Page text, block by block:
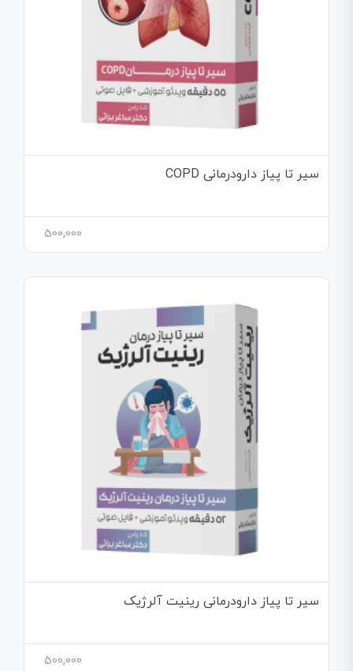
سیر تا پیاز دارودرمانی COPD
500,000
سیر تا پیاز دارودرمانی رینیت آلرژیک
500,000